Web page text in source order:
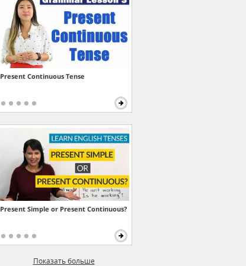
Present Continuous Tense
Present Simple or Present Continuous?
Показать больше